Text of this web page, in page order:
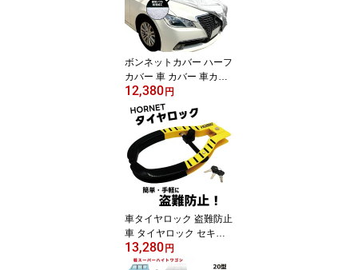
ヘッドライト 軽自動車
軽自動車用 アラデン 最
大車長3.40m 最大車幅1.
48m ハーフカバー 車 カ
バー
ボンネットカバー ハーフ
カバー 車 カバー 車カバ
ー 起毛 防炎 300d 厚地
日本製 フロント ハーフ
車長 4.20~4.90m 車幅 1.
65~1.85m 防止 裏起毛 ミ
ニバン フロントカバー
ボディカバー ボディーカ
バー 車体カバー 自動車
カバー 自動車カバー ア
ラデン EC-BCLB L型
12,380 円
車タイヤロック 盗難防止
車 タイヤロック セキュ
リティロック HORNET
ホーネット LT-51Y 盗難
13,280 円